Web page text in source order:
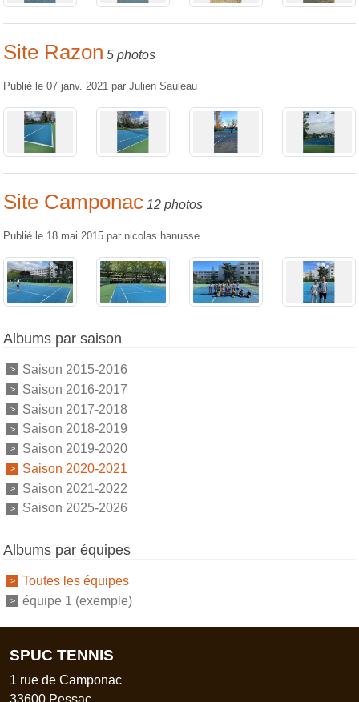
Site Razon 5 photos
Publié le 07 janv. 2021 par Julien Sauleau
Site Camponac 12 photos
Publié le 18 mai 2015 par nicolas hanusse
Albums par saison
Saison 2015-2016
Saison 2016-2017
Saison 2017-2018
Saison 2018-2019
Saison 2019-2020
Saison 2020-2021
Saison 2021-2022
Saison 2025-2026
Albums par équipes
Toutes les équipes
équipe 1 (exemple)
SPUC TENNIS
1 rue de Camponac
33600 Pessac